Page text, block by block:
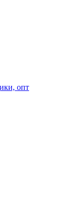
опт